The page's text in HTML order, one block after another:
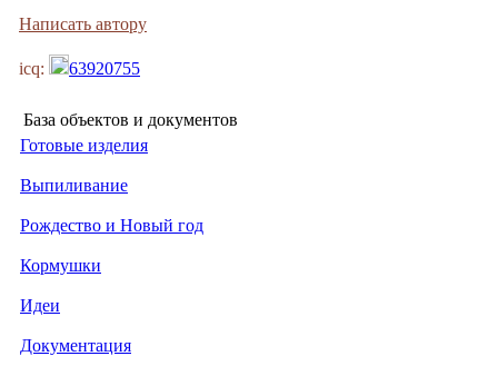
Написать автору
icq: 63920755
База объектов и документов
Готовые изделия
Выпиливание
Рождество и Новый год
Кормушки
Идеи
Документация